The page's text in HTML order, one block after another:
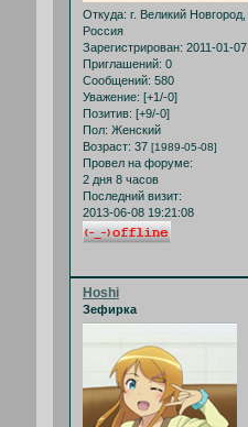
Откуда: г. Великий Новгород,
Россия
Зарегистрирован: 2011-01-07
Приглашений: 0
Сообщений: 580
Уважение: [+1/-0]
Позитив: [+9/-0]
Пол: Женский
Возраст: 37 [1989-05-08]
Провел на форуме:
2 дня 8 часов
Последний визит:
2013-06-08 19:21:08
Hoshi
Зефирка